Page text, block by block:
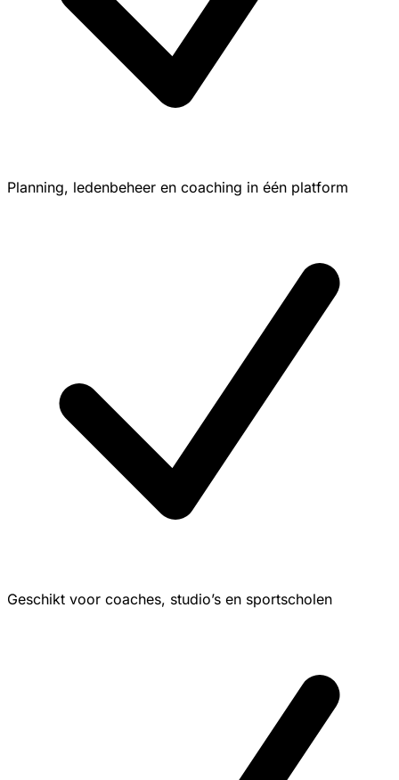
Planning, ledenbeheer en coaching in één platform
Geschikt voor coaches, studio’s en sportscholen